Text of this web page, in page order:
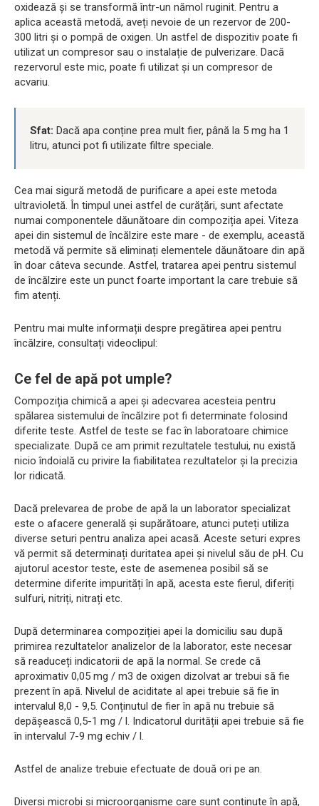
oxidează și se transformă într-un nămol ruginit. Pentru a
aplica această metodă, aveți nevoie de un rezervor de 200-
300 litri și o pompă de oxigen. Un astfel de dispozitiv poate fi
utilizat un compresor sau o instalație de pulverizare. Dacă
rezervorul este mic, poate fi utilizat și un compresor de
acvariu.
Sfat: Dacă apa conține prea mult fier, până la 5 mg ha 1
litru, atunci pot fi utilizate filtre speciale.
Cea mai sigură metodă de purificare a apei este metoda
ultravioletă. În timpul unei astfel de curățări, sunt afectate
numai componentele dăunătoare din compoziția apei. Viteza
apei din sistemul de încălzire este mare - de exemplu, această
metodă vă permite să eliminați elementele dăunătoare din apă
în doar câteva secunde. Astfel, tratarea apei pentru sistemul
de încălzire este un punct foarte important la care trebuie să
fim atenți.
Pentru mai multe informații despre pregătirea apei pentru
încălzire, consultați videoclipul:
Ce fel de apă pot umple?
Compoziția chimică a apei și adecvarea acesteia pentru
spălarea sistemului de încălzire pot fi determinate folosind
diferite teste. Astfel de teste se fac în laboratoare chimice
specializate. După ce am primit rezultatele testului, nu există
nicio îndoială cu privire la fiabilitatea rezultatelor și la precizia
lor ridicată.
Dacă prelevarea de probe de apă la un laborator specializat
este o afacere generală și supărătoare, atunci puteți utiliza
diverse seturi pentru analiza apei acasă. Aceste seturi expres
vă permit să determinați duritatea apei și nivelul său de pH. Cu
ajutorul acestor teste, este de asemenea posibil să se
determine diferite impurități în apă, acesta este fierul, diferiți
sulfuri, nitriți, nitrați etc.
După determinarea compoziției apei la domiciliu sau după
primirea rezultatelor analizelor de la laborator, este necesar
să readuceți indicatorii de apă la normal. Se crede că
aproximativ 0,05 mg / m3 de oxigen dizolvat ar trebui să fie
prezent în apă. Nivelul de aciditate al apei trebuie să fie în
intervalul 8,0 - 9,5. Conținutul de fier în apă nu trebuie să
depășească 0,5-1 mg / l. Indicatorul durității apei trebuie să fie
în intervalul 7-9 mg echiv / l.
Astfel de analize trebuie efectuate de două ori pe an.
Diversi microbi și microorganisme care sunt conținute în apă,